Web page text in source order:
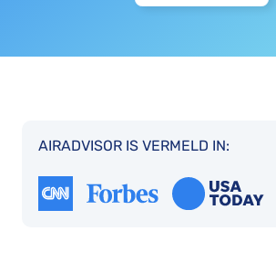
AIRADVISOR IS VERMELD IN: